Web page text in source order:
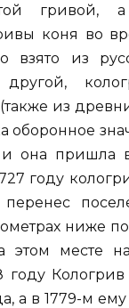
гривой,
коня во
взято из
другой,
из
оборонное
она пришла
году
ниже
месте
Кологрив
а в 1779-м